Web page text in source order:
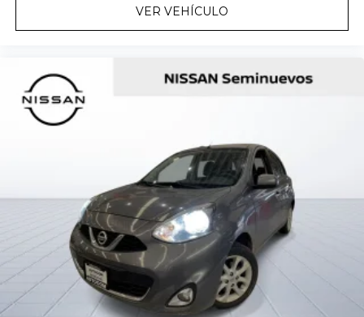
VER VEHÍCULO